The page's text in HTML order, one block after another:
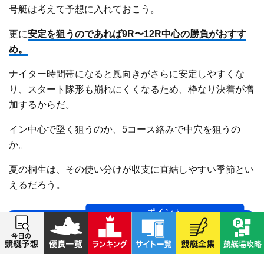
号艇は考えて予想に入れておこう。
更に安定を狙うのであれば9R〜12R中心の勝負がおすす
め。
ナイター時間帯になると風向きがさらに安定しやすくな
り、スタート隊形も崩れにくくなるため、枠なり決着が増
加するからだ。
イン中心で堅く狙うのか、5コース絡みで中穴を狙うの
か。
夏の桐生は、その使い分けが収支に直結しやすい季節とい
えるだろう。